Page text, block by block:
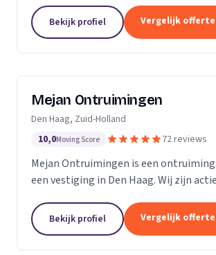
een 5.Bekijk profiel Vergelijk
Mejan Ontruimingen
Den Haag, Zuid-Holland
10,0Moving Score 72 reviews
Mejan Ontruimingen is een
een vestiging in Den Haag. Wij zijn
een 5.Bekijk profiel Vergelijk